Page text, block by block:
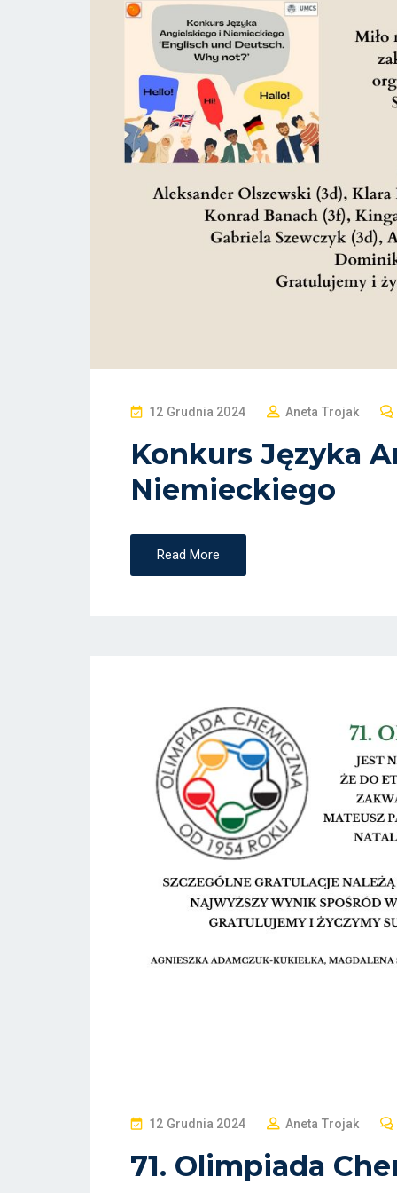
P
S
T
E
N
12 Grudnia 2024 Aneta Trojak
Konkurs Języka
Niemieckiego
Read More
P
12 Grudnia 2024 Aneta Trojak
71. Olimpiada